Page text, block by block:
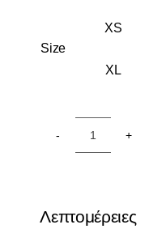
Size
XS
XL
Μάξι
Λεπτομέρειες